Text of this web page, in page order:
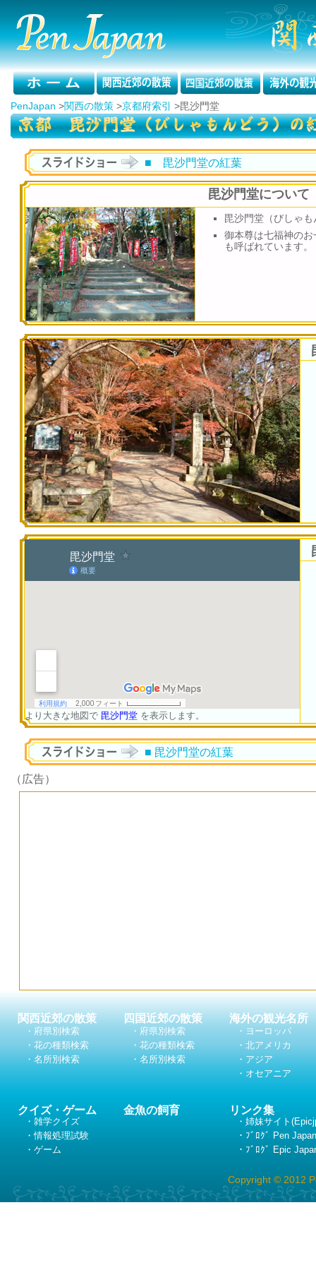
PenJapan >関西の散策 >京都府索引 >毘沙門堂
■ 毘沙門堂の紅葉
毘沙門堂について
毘沙門堂（びしゃ
御本尊は七福神の
も呼ばれています。
より大きな地図で 毘沙門堂 を表示します。
■ 毘沙門堂の紅葉
（広告）
関西近郊の散策 四国近郊の散策 海外の観光名所
・府県別検索 ・府県別検索
・ヨーロッパ
・花の種類検索
・花の種類検索
・北アメリカ
・名所別検索
・名所別検索
・アジア
・オセアニア
クイズ・ゲーム 金魚の飼育 リンク集
・雑学クイズ
・姉妹サイト
・情報処理試験
・ﾌﾞﾛｸﾞ Pen Japan
・ゲーム
・ﾌﾞﾛｸﾞ Epic
Copyright © 2012